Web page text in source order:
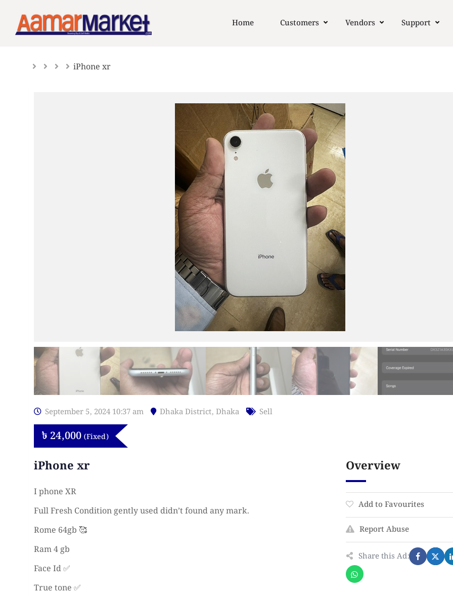
content
Home Customers Vendors Support
iPhone xr
September 5, 2024 10:37 am Dhaka District, Dhaka Sell
৳ 24,000 (Fixed)
iPhone xr
I phone XR
Full Fresh Condition gently used didn’t found any mark.
Rome 64gb 🥰
Ram 4 gb
Face Id ✅
True tone ✅
Overview
Add to Favourites
Report Abuse
Share this Ad: